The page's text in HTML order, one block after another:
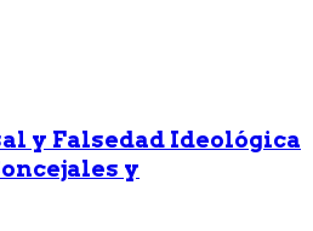
y Falsedad Ideológica
y